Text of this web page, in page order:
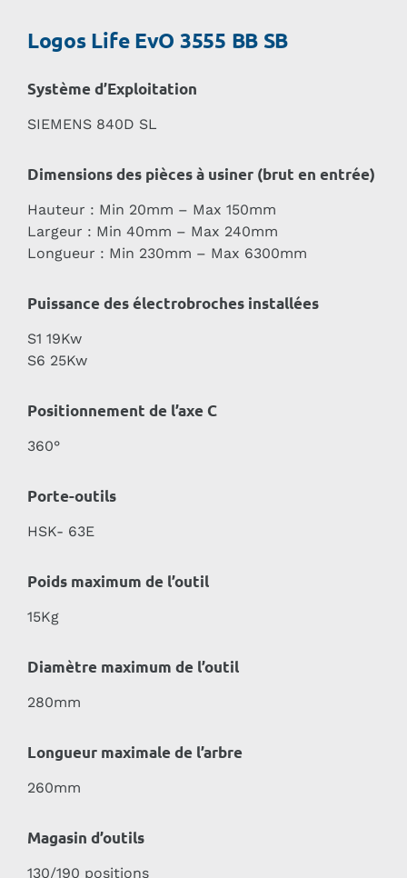
Logos Life EvO 3555 BB SB
Système d’Exploitation
SIEMENS 840D SL
Dimensions des pièces à usiner (brut en entrée)
Hauteur : Min 20mm – Max 150mm
Largeur : Min 40mm – Max 240mm
Longueur : Min 230mm – Max 6300mm
Puissance des électrobroches installées
S1 19Kw
S6 25Kw
Positionnement de l’axe C
360°
Porte-outils
HSK- 63E
Poids maximum de l’outil
15Kg
Diamètre maximum de l’outil
280mm
Longueur maximale de l’arbre
260mm
Magasin d’outils
130/190 positions